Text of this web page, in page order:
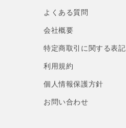
よくある質問
会社概要
特定商取引に関する表記
利用規約
個人情報保護方針
お問い合わせ